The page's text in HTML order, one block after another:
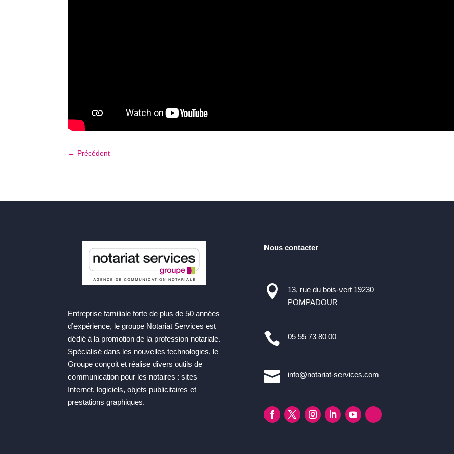
← Précédent
Entreprise familiale forte de plus de 50 années
d’expérience, le groupe Notariat Services est
dédié à la promotion de la profession notariale.
Spécialisé dans les nouvelles technologies, le
Groupe conçoit et réalise divers outils de
communication pour les notaires : sites
Internet, logiciels, objets publicitaires et
prestations graphiques.
Nous contacter

13, rue du bois-vert 19230
POMPADOUR
 05 55 73 80 00
 info@notariat-services.com